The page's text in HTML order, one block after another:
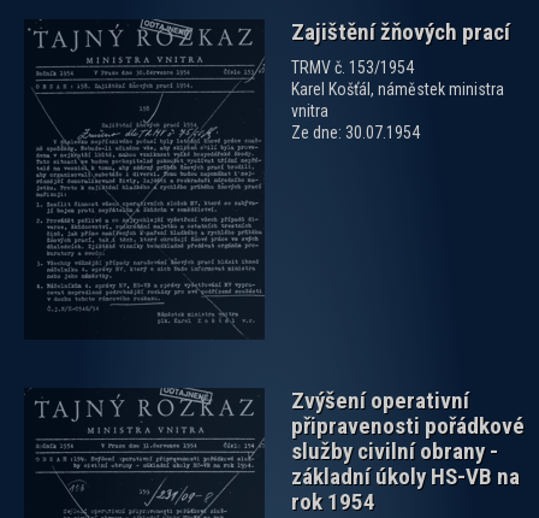
Zajištění žňových prací
TRMV č. 153/1954
Karel Košťál, náměstek ministra
vnitra
Ze dne: 30.07.1954
Zvýšení operativní
připravenosti pořádkové
služby civilní obrany -
základní úkoly HS-VB na
rok 1954
zobrazit PDF dokument